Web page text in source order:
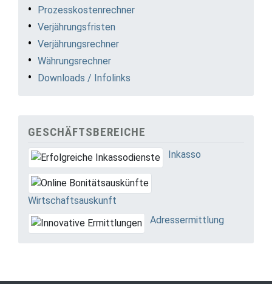
Prozesskostenrechner
Verjährungsfristen
Verjährungsrechner
Währungsrechner
Downloads / Infolinks
GESCHÄFTSBEREICHE
Inkasso
Wirtschaftsauskunft
Adressermittlung